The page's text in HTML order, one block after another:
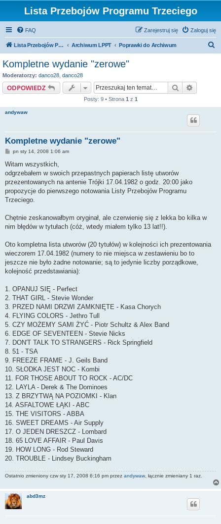
Lista Przebojów Programu Trzeciego
FAQ Zaloguj się
Zarejestruj się
Lista Przebojów Programu Trzeciego Archiwum LPPT Poprawki do Archiwum
Kompletne wydanie "zerowe"
Moderatorzy: danco28 danco28
ODPOWIEDZ Szukaj
Posty: 9 • Strona 1 z 1
andywaw
Kompletne wydanie "zerowe"
P
s
pn sty 14, 2008 1:06 am
Witam wszystkich,
odgrzebałem w swoich przepastnych papierach listę utworów
przezentowanych na antenie Trójki 17.04.1982 o godz. 20:00 jako
propozycje do pierwszego notowania Listy Przebojów Programu
Trzeciego.
Chętnie zeskanowałbym oryginał, ale czerwienię się z lekka bo kilka w
nim błędów w tytułach (cóż, wtedy miałem tylko 13 lat!!).
Oto kompletna lista utworów (20 tytułów) w kolejności ich prezentowania
wieczorem 17.04.1982 (numery to nie miejsca w zestawieniu bo to
jeszcze nie było żadne notowanie; są to jedynie liczby porządkowe,
kolejność przedstawiania):
1. OPANUJ SIĘ - Perfect
2. THAT GIRL - Stevie Wonder
3. PRZED NAMI DRZWI ZAMKNIĘTE - Kasa Chorych
4. FLYING COLORS - Jethro Tull
5. CZY MOŻEMY SAMI ŻYĆ - Piotr Schultz & Alex Band
6. EDGE OF SEVENTEEN - Stevie Nicks
7. DON'T TALK TO STRANGERS - Rick Springfield
8. 51 - TSA
9. FREEZE FRAME - J. Geils Band
10. SŁODKA JEST NOC - Kombi
11. FOR THOSE ABOUT TO ROCK - AC/DC
12. LAYLA - Derek & The Dominoes
13. Z BRZYTWĄ NA POZIOMKI - Klan
14. ASFALTOWE ŁĄKI - ABC
15. THE VISITORS - ABBA
16. SWEET DREAMS - Air Supply
17. O JEDEN DRESZCZ - Lombard
18. 65 LOVE AFFAIR - Paul Davis
19. HOW LONG - Rod Steward
20. TROUBLE - Lindsey Buckingham
Ostatnio zmieniony czw sty 17, 2008 6:16 pm przez andywaw , łącznie zmieniany 1 raz.
abd3mz